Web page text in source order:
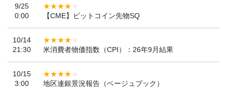
9/25
0:00
【CME】ビットコイン先物SQ
10/14
21:30
米消費者物価指数（CPI）：26年9月結果
10/15
3:00
地区連銀景況報告（ベージュブック）